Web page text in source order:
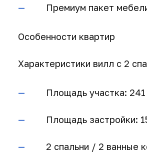
Премиум пакет
Особенности квартир
Характеристики вилл с 2
Площадь участка:
Площадь застройки:
2 спальни / 2 ванные